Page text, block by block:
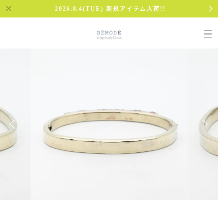
2026.8.4(TUE) 新規アイテム入荷!!